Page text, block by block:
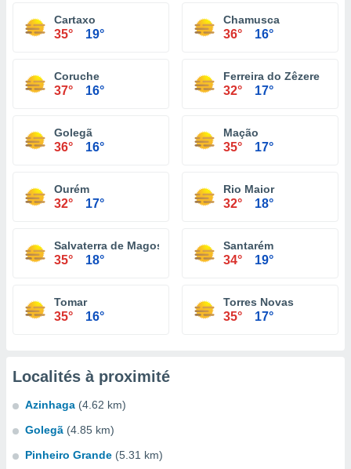
Cartaxo
35° 19°
Chamusca
36° 16°
Coruche
37° 16°
Ferreira do Zêzere
32° 17°
Golegã
36° 16°
Mação
35° 17°
Ourém
32° 17°
Rio Maior
32° 18°
Salvaterra de Magos
35° 18°
Santarém
34° 19°
Tomar
35° 16°
Torres Novas
35° 17°
Localités à proximité
Azinhaga (4.62 km)
Golegã (4.85 km)
Pinheiro Grande (5.31 km)